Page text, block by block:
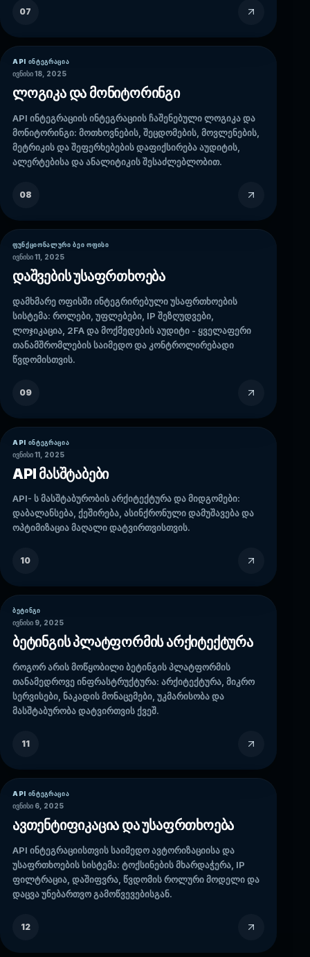
07
API ᲘᲜᲢᲔᲒᲠᲐᲪᲘᲐ
ივნისი 18, 2025
ლოგიკა და მონიტორინგი
API ინტეგრაციის ინტეგრაციის ჩაშენებული ლოგიკა და
მონიტორინგი: მოთხოვნების, შეცდომების, მოვლენების,
მეტრიკის და შეფერხებების დაფიქსირება აუდიტის,
ალერტებისა და ანალიტიკის შესაძლებლობით.
08
ᲤᲣᲜᲥᲪᲘᲝᲜᲐᲚᲣᲠᲘ ᲑᲔᲘ ᲝᲤᲘᲡᲘ
ივნისი 11, 2025
დაშვების უსაფრთხოება
დამხმარე ოფისში ინტეგრირებული უსაფრთხოების
სისტემა: როლები, უფლებები, IP შეზღუდვები,
ლოჯიკაცია, 2FA და მოქმედების აუდიტი - ყველაფერი
თანამშრომლების საიმედო და კონტროლირებადი
წვდომისთვის.
09
API ᲘᲜᲢᲔᲒᲠᲐᲪᲘᲐ
ივნისი 11, 2025
API მასშტაბები
API- ს მასშტაბურობის არქიტექტურა და მიდგომები:
დაბალანსება, ქეშირება, ასინქრონული დამუშავება და
ოპტიმიზაცია მაღალი დატვირთვისთვის.
10
ᲑᲔᲢᲘᲜᲒᲘ
ივნისი 9, 2025
ბეტინგის პლატფორმის არქიტექტურა
როგორ არის მოწყობილი ბეტინგის პლატფორმის
თანამედროვე ინფრასტრუქტურა: არქიტექტურა, მიკრო
სერვისები, ნაკადის მონაცემები, უკმარისობა და
მასშტაბურობა დატვირთვის ქვეშ.
11
API ᲘᲜᲢᲔᲒᲠᲐᲪᲘᲐ
ივნისი 6, 2025
ავთენტიფიკაცია და უსაფრთხოება
API ინტეგრაციისთვის საიმედო ავტორიზაციისა და
უსაფრთხოების სისტემა: ტოქსინების მხარდაჭერა, IP
ფილტრაცია, დაშიფვრა, წვდომის როლური მოდელი და
დაცვა უნებართვო გამოწვევებისგან.
12